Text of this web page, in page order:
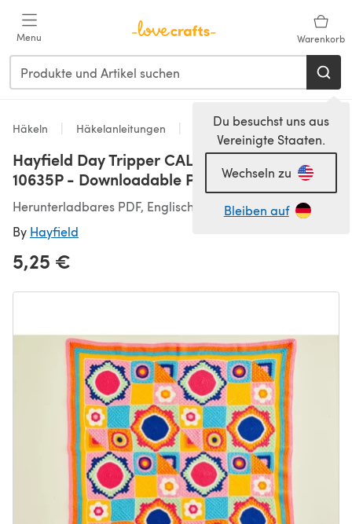
Menu Warenkorb
Du besuchst uns aus
Vereinigte Staaten.
Wechseln zu
Bleiben auf
Häkeln Häkelanleitungen Decken
Hayfield Day Tripper CAL Week 1 - Granny -
10635P - Downloadable PDF
Herunterladbares PDF, Englisch
By Hayfield
5,25 €